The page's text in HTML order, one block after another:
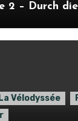
2 – Durch
La Vélodyssée